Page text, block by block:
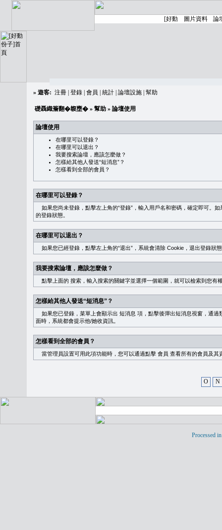
» 遊客: 注冊 登錄 會員 統計 論壇設施 幫助
礎聶織簷翻�䪖壅� » 幫助 » 論壇使用
論壇使用
在哪里可以登錄？
在哪里可以退出？
我要搜索論壇，應該怎麼做？
怎樣給其他人發送“短消息”？
怎樣看到全部的會員？
在哪里可以登錄？
如果您尚未登錄，點擊左上角的“登錄”，輸入用戶名和密碼，確定即可。
的登錄狀態。
在哪里可以退出？
如果您已經登錄，點擊左上角的“退出”，系統會清除 Cookie，退出登錄狀
我要搜索論壇，應該怎麼做？
點擊上面的 搜索 ，輸入搜索的關鍵字並選擇一個範圍，就可以檢索到您有
怎樣給其他人發送“短消息”？
如果您已登錄，菜單上會顯示出 短消息 項，點擊後彈出短消息視窗，通過
面時，系統都會提示他/她收資訊。
怎樣看到全部的會員？
當管理員設置可用此項功能時，您可以通過點擊 會員 查看所有的會員及其
O N
Processed